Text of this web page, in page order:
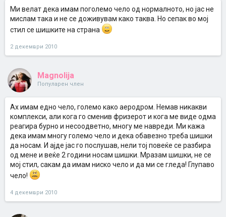
Ми велат дека имам поголемо чело од нормалното, но јас не
мислам така и не се доживувам како таква. Но сепак во мој
стил се шишките на страна
2 декември 2010
Magnolija
Популарен член
Ах имам едно чело, големо како аеродром. Немав никакви
комплекси, али кога го сменив фризерот и кога ме виде одма
реагира бурно и несоодветно, многу ме навреди. Ми кажа
дека имам многу големо чело и дека обавезно треба шишки
да носам. И ајде јас го послушав, нели тој повеќе се разбира
од мене и веќе 2 години носам шишки. Мразам шишки, не се
мој стил, сакам да имам ниско чело и да ми се гледа! Глупаво
чело!
4 декември 2010